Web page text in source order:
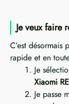
Je veux faire
C’est
rapide et en
Je
Xiaomi
Je passe